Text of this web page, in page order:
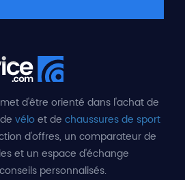
d'être orienté dans l'achat de
véloet de chaussures de sport
d'offres, un comparateur de
et un espace d'échange
personnalisés.